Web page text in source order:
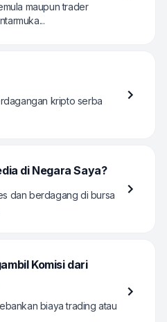
maupun trader
kripto serba
di Negara Saya?
dan berdagang di bursa
Komisi dari
biaya trading atau